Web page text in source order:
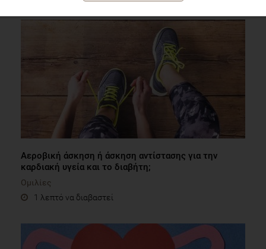
Αεροβική άσκηση ή άσκηση αντίστασης για την
καρδιακή υγεία και το διαβήτη;
Ομιλίες
1 λεπτό να διαβαστεί